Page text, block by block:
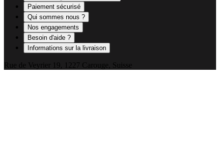
Paiement sécurisé
Qui sommes nous ?
Nos engagements
Besoin d'aide ?
Informations sur la livraison
Rue de Veyrier 19, 1227 Carouge, Suisse